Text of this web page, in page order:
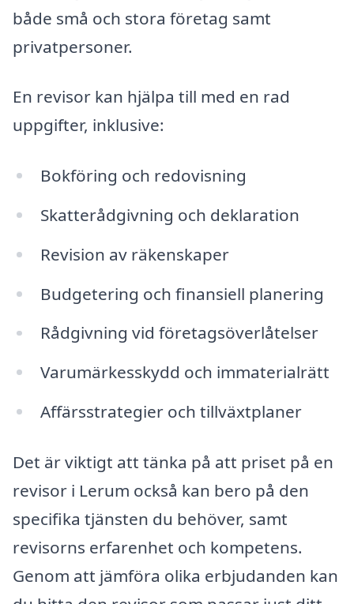
både små och stora företag samt
privatpersoner.
En revisor kan hjälpa till med en rad
uppgifter, inklusive:
Bokföring och redovisning
Skatterådgivning och deklaration
Revision av räkenskaper
Budgetering och finansiell planering
Rådgivning vid företagsöverlåtelser
Varumärkesskydd och immaterialrätt
Affärsstrategier och tillväxtplaner
Det är viktigt att tänka på att priset på en
revisor i Lerum också kan bero på den
specifika tjänsten du behöver, samt
revisorns erfarenhet och kompetens.
Genom att jämföra olika erbjudanden kan